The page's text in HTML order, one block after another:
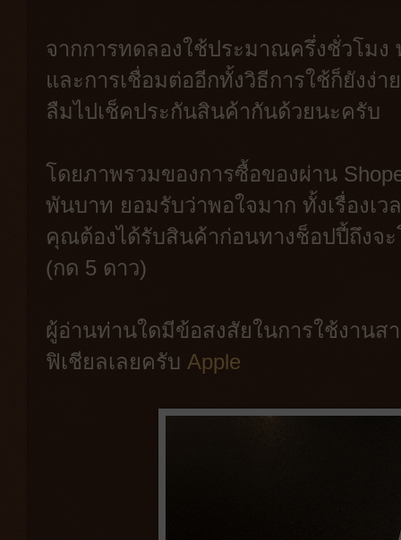
จากการทดลองใช้ประมาณครึ่งชั่วโมง
และการเชื่อมต่ออีกทั้งวิธีการใช้ก็ยังง่
ลืมไปเช็คประกันสินค้ากันด้วยนะครับ
โดยภาพรวมของการซื้อของผ่าน
พันบาท ยอมรับว่าพอใจมาก ทั้งเรื่องเ
คุณต้องได้รับสินค้าก่อนทางช็อปปี้ถึงจ
(กด 5 ดาว)
ผู้อ่านท่านใดมีข้อสงสัยในการใช้งานส
ฟิเชียลเลยครับ Apple